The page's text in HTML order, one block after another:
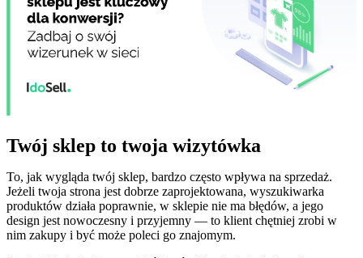
Twój sklep to twoja wizytówka
To, jak wygląda twój sklep, bardzo często wpływa na sprzedaż.
Jeżeli twoja strona jest dobrze zaprojektowana, wyszukiwarka
produktów działa poprawnie, w sklepie nie ma błędów, a jego
design jest nowoczesny i przyjemny — to klient chętniej zrobi w
nim zakupy i być może poleci go znajomym.